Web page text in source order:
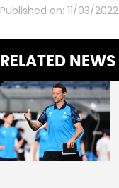
Published on: 11/03/2022
RELATED NEWS